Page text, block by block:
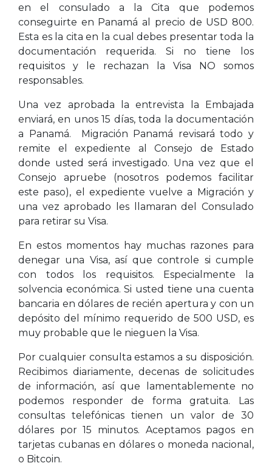
en el consulado a la Cita que podemos
conseguirte en Panamá al precio de USD 800.
Esta es la cita en la cual debes presentar toda la
documentación requerida. Si no tiene los
requisitos y le rechazan la Visa NO somos
responsables.
Una vez aprobada la entrevista la Embajada
enviará, en unos 15 días, toda la documentación
a Panamá. Migración Panamá revisará todo y
remite el expediente al Consejo de Estado
donde usted será investigado. Una vez que el
Consejo apruebe (nosotros podemos facilitar
este paso), el expediente vuelve a Migración y
una vez aprobado les llamaran del Consulado
para retirar su Visa.
En estos momentos hay muchas razones para
denegar una Visa, así que controle si cumple
con todos los requisitos. Especialmente la
solvencia económica. Si usted tiene una cuenta
bancaria en dólares de recién apertura y con un
depósito del mínimo requerido de 500 USD, es
muy probable que le nieguen la Visa.
Por cualquier consulta estamos a su disposición.
Recibimos diariamente, decenas de solicitudes
de información, así que lamentablemente no
podemos responder de forma gratuita. Las
consultas telefónicas tienen un valor de 30
dólares por 15 minutos. Aceptamos pagos en
tarjetas cubanas en dólares o moneda nacional,
o Bitcoin.